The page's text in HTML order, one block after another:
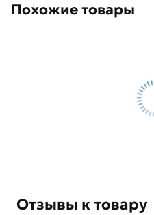
Похожие товары
Отзывы к товару